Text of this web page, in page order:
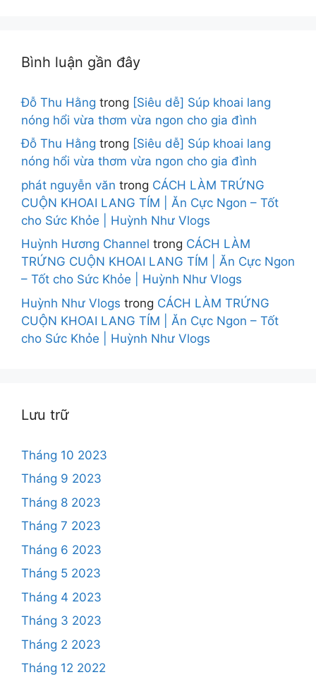
Bình luận gần đây
Đỗ Thu Hằng trong [Siêu dễ] Súp khoai lang
nóng hổi vừa thơm vừa ngon cho gia đình
Đỗ Thu Hằng trong [Siêu dễ] Súp khoai lang
nóng hổi vừa thơm vừa ngon cho gia đình
phát nguyễn văn trong CÁCH LÀM TRỨNG
CUỘN KHOAI LANG TÍM | Ăn Cực Ngon – Tốt
cho Sức Khỏe | Huỳnh Như Vlogs
Huỳnh Hương Channel trong CÁCH LÀM
TRỨNG CUỘN KHOAI LANG TÍM | Ăn Cực Ngon
– Tốt cho Sức Khỏe | Huỳnh Như Vlogs
Huỳnh Như Vlogs trong CÁCH LÀM TRỨNG
CUỘN KHOAI LANG TÍM | Ăn Cực Ngon – Tốt
cho Sức Khỏe | Huỳnh Như Vlogs
Lưu trữ
Tháng 10 2023
Tháng 9 2023
Tháng 8 2023
Tháng 7 2023
Tháng 6 2023
Tháng 5 2023
Tháng 4 2023
Tháng 3 2023
Tháng 2 2023
Tháng 12 2022